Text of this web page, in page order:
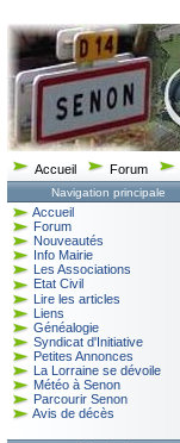
Accueil Forum
Navigation principale
Accueil
Forum
Nouveautés
Info Mairie
Les Associations
Etat Civil
Lire les articles
Liens
Généalogie
Syndicat d'Initiative
Petites Annonces
La Lorraine se dévoile
Météo à Senon
Parcourir Senon
Avis de décès